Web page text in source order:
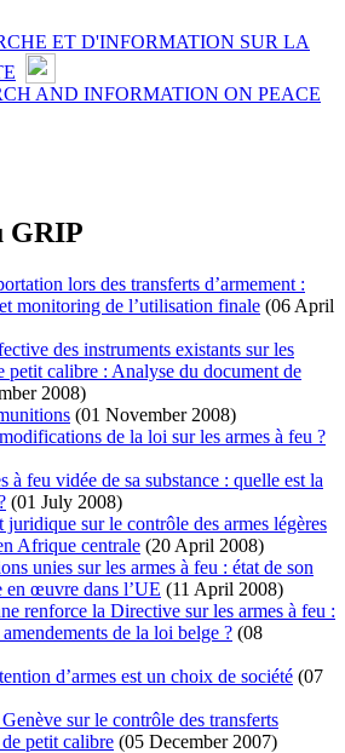
ET D'INFORMATION SUR LA
AND INFORMATION ON PEACE
GRIP
lors des transferts d’armement :
monitoring de l’utilisation finale (06 April
des instruments existants sur les
petit calibre : Analyse du document de
2008)
(01 November 2008)
de la loi sur les armes à feu ?
à feu vidée de sa substance : quelle est la
(01 July 2008)
juridique sur le contrôle des armes légères
Afrique centrale (20 April 2008)
unies sur les armes à feu : état de son
en œuvre dans l’UE (11 April 2008)
renforce la Directive sur les armes à feu :
de la loi belge ? (08
d’armes est un choix de société (07
sur le contrôle des transferts
de petit calibre (05 December 2007)